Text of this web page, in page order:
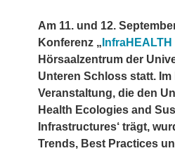
Am 11. und 12.
Konferenz „ InfraHEALTH
Hörsaalzentrum der
Unteren Schloss statt. Im
Veranstaltung, die den
Health Ecologies and
Infrastructures‘ trägt,
Trends, Best Practices